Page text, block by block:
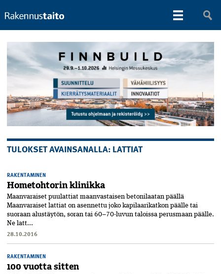
TULOKSET AVAINSANALLA: LATTIAT
RAKENTAMINEN
Hometohtorin klinikka
Maanvaraiset puulattiat maanvastaisen betonilaatan päällä
Maanvaraiset lattiat on asennettu joko kapilaarikatkon päälle tai
suoraan alustäytön, soran tai 60–70-luvun taloissa perusmaan päälle.
Ne latt...
28.10.2016
RAKENTAMINEN
100 vuotta sitten